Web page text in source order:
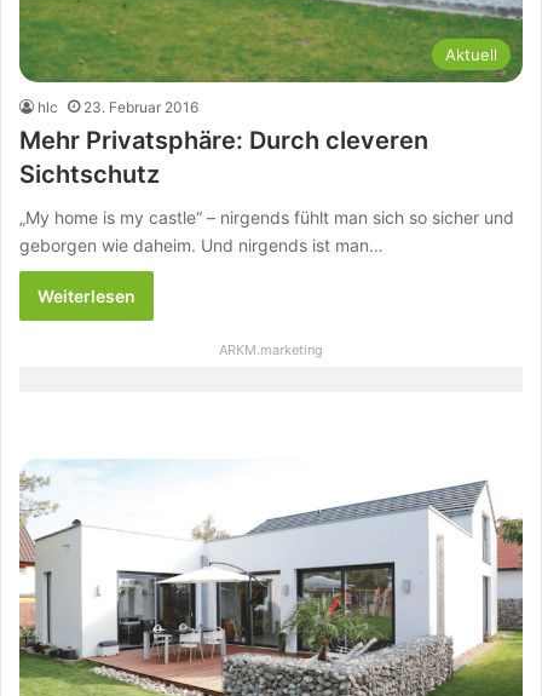
Aktuell
hlc 23. Februar 2016
Mehr Privatsphäre: Durch cleveren
Sichtschutz
„My home is my castle“ – nirgends fühlt man sich so sicher und
geborgen wie daheim. Und nirgends ist man…
Weiterlesen
ARKM.marketing